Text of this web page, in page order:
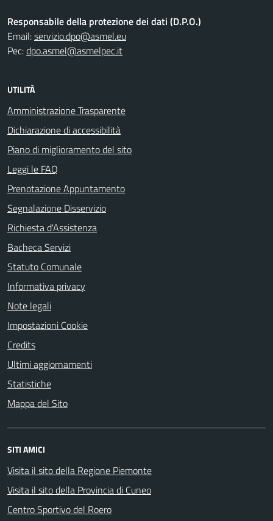
Responsabile della protezione dei dati (D.P.O.)
Email:servizio.dpo@asmel.eu
Pec:dpo.asmel@asmelpec.it
UTILITÀ
Amministrazione Trasparente
Dichiarazione di accessibilità
Piano di miglioramento del sito
Leggi le FAQ
Prenotazione Appuntamento
Segnalazione Disservizio
Richiesta d'Assistenza
Bacheca Servizi
Statuto Comunale
Informativa privacy
Note legali
Impostazioni Cookie
Credits
Ultimi aggiornamenti
Statistiche
Mappa del Sito
SITI AMICI
Visita il sito della Regione Piemonte
Visita il sito della Provincia di Cuneo
Centro Sportivo del Roero